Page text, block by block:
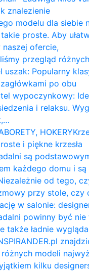
znalezienie
modelu dla siebie
proste. Aby
ofercie,
przegląd różnych
uszak: Popularny
po obu
wypoczynkowy:
i relaksu.
HOKERY
i piękne krzesła
są
każdego domu i są
od tego,
przy stole, czy
w salonie:
powinny być
także ładnie
modeli
kilku